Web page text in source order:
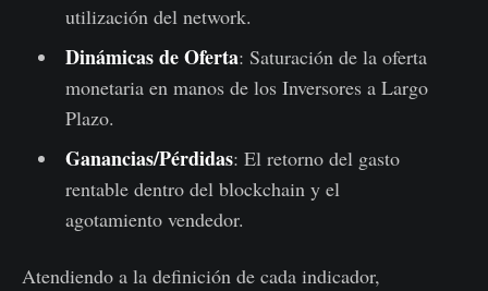
utilización del network.
Dinámicas de Oferta: Saturación de la oferta
monetaria en manos de los Inversores a Largo
Plazo.
Ganancias/Pérdidas: El retorno del gasto
rentable dentro del blockchain y el
agotamiento vendedor.
Atendiendo a la definición de cada indicador,